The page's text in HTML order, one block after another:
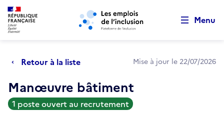
Aller au menu principal Aller au contenu principal
Menu
Retour à la liste Mise à jour le 22/07/2026
Manœuvre bâtiment
1 poste ouvert au recrutement
Retour au début de la page
Panneau de gestion des cookies